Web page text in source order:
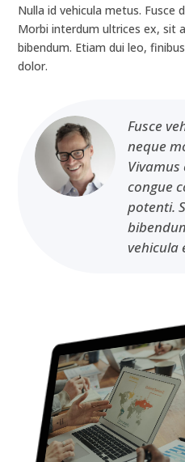
Nulla id vehicula metus. Fusce
Morbi interdum ultrices ex, sit
bibendum. Etiam dui leo,
dolor.
Fusce
neque
congue
potenti.
vehicula